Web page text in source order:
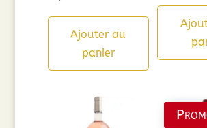
Ajouter au
panier